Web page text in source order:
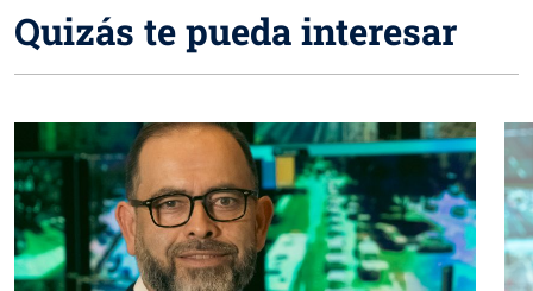
Quizás te pueda interesar